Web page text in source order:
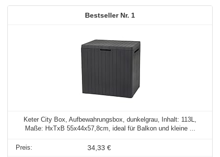
1
Keter City Box, Aufbewahrungsbox, dunkelgrau, Inhalt: 113L,
Maße: HxTxB 55x44x57,8cm, ideal für Balkon und kleine ...
34,33 €